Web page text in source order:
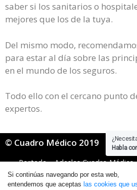
Habla
saber si los sanitarios o
mejores que los de la tuya.
Del mismo modo,
para estar al día sobre las
en el mundo de los seguros.
Todo ello con el cercano punto
expertos.
© Cuadro Médico 2019
Portada»Adeslas Cuadro Médico
Mugeju»adeslas mugeju
Política de
Si continúas navegando por esta web,
entendemos que aceptas las cookies que